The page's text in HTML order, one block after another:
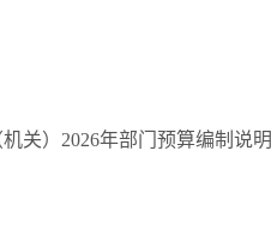
关）2026年部门预算编制说明